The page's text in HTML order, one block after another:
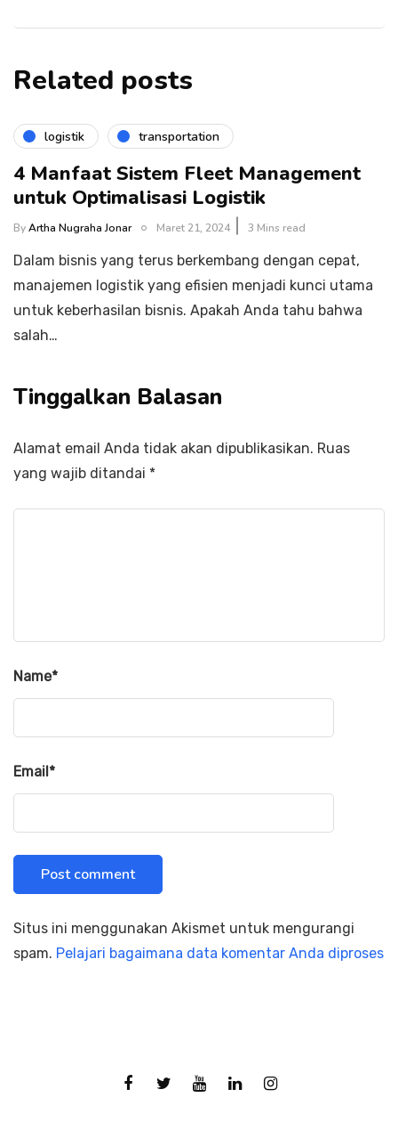
Related posts
logistik transportation
4 Manfaat Sistem Fleet Management
untuk Optimalisasi Logistik
ByArtha Nugraha Jonar Maret 21, 2024 3 Mins read
Dalam bisnis yang terus berkembang dengan cepat,
manajemen logistik yang efisien menjadi kunci utama
untuk keberhasilan bisnis. Apakah Anda tahu bahwa
salah…
Tinggalkan Balasan
Alamat email Anda tidak akan dipublikasikan. Ruas
yang wajib ditandai *
Name*
Email*
Situs ini menggunakan Akismet untuk mengurangi
spam. Pelajari bagaimana data komentar Anda diproses